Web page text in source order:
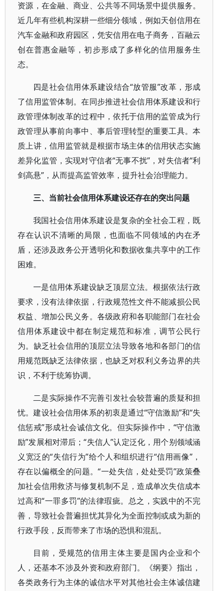
资源，在金融、商业、公共等不同场景中提供服务。
近几年有些机构深耕一些细分领域，例如天创信用在
汽车金融和政府园区，凭安信用在电子商务，百融云
创在普惠金融等，初步形成了多样化的信用服务生
态。
四是社会信用体系建设结合“放管服”改革，形成
了信用监管体制。在同步推进社会信用体系建设和行
政管理体制改革的过程中，依托于信用的监管成为行
政管理从事前向事中、事后管理转型的重要工具。本
质上讲，信用监管就是根据市场主体的信用状态实施
差异化监管，实现对守信者“无事不扰”，对失信者“利
剑高悬”，从而提高监管效率，提升社会治理能力。
三、当前社会信用体系建设还存在的突出问题
我国社会信用体系建设是复杂的全社会工程，既
存在认识不清晰的局限，也面临不同领域的内在矛
盾，还涉及政务公开透明化和数据收集共享中的工作
困难。
一是信用体系建设缺乏顶层立法。根据依法行政
要求，没有法律依据，行政规范性文件不能减损公民
权益、增加公民义务。各级政府和各职能部门在社会
信用体系建设中都在制定规范和标准，调节公民行
为。缺乏社会信用的顶层立法导致各地和各部门的信
用规范既缺乏法律依据，也缺乏对权利义务边界的共
识，不利于统筹协调。
二是实际操作不完善引发社会较普遍的质疑和担
忧。建设社会信用体系的初衷是通过“守信激励”和“失
信惩戒”形成社会诚信文化。但实际操作中，“守信激
励”发展相对滞后；“失信人”认定泛化，用个别领域涵
义宽泛的“失信行为”给个人和组织进行“信用画像”，
存在以偏概全的问题。“一处失信，处处受罚”政策叠
加社会信用救济与修复机制不足，造成单次失信成本
过高和“一罪多罚”的法律瑕疵。总之，实践中的不完
善，导致社会普遍担忧其异化为全面控制或成为新的
行政手段，反而带来了市场的恐惧和混乱。
目前，受规范的信用主体主要是国内企业和个
人，还基本不涉及外资和政府部门。《纲要》指出，
各类政务行为主体的诚信水平对其他社会主体诚信建